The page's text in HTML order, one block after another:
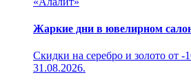
Жаркие дни в ювелирном
Скидки на серебро и золото от -
31.08.2026.